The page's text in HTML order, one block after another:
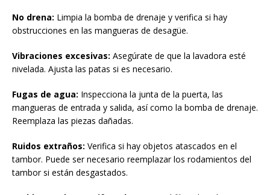
No drena: Limpia la bomba de drenaje y verifica si hay
obstrucciones en las mangueras de desagüe.
Vibraciones excesivas: Asegúrate de que la lavadora esté
nivelada. Ajusta las patas si es necesario.
Fugas de agua: Inspecciona la junta de la puerta, las
mangueras de entrada y salida, así como la bomba de drenaje.
Reemplaza las piezas dañadas.
Ruidos extraños: Verifica si hay objetos atascados en el
tambor. Puede ser necesario reemplazar los rodamientos del
tambor si están desgastados.